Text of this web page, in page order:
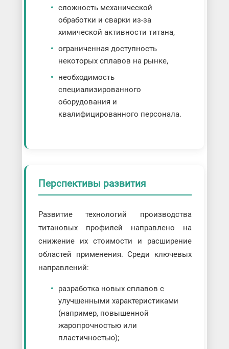
сложность механической
обработки и сварки из-за
химической активности титана,
ограниченная доступность
некоторых сплавов на рынке,
необходимость
специализированного
оборудования и
квалифицированного персонала.
Перспективы развития
Развитие технологий производства
титановых профилей направлено на
снижение их стоимости и расширение
областей применения. Среди ключевых
направлений:
разработка новых сплавов с
улучшенными характеристиками
(например, повышенной
жаропрочностью или
пластичностью);